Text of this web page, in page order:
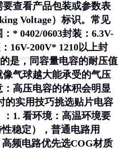
查看产品包装或参数表
Voltage）标识。常见
* 0402/0603封装：6.3V-
16V-200V* 1210以上封
是，同容量电容的耐压值
气球越大能承受的气压
高压电容的体积会明显
的实用技巧挑选贴片电容
1. 看环境：高温环境要
稳定），普通电路用
高频电路优先选COG材质